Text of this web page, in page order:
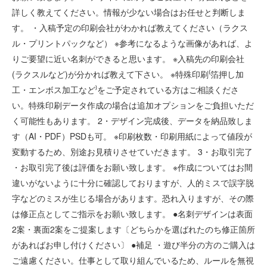
た
し
ま
す
個
詳しく教えてください。情報が少ない場合はお任せと判断しま
す。 ・入稿予定の印刷会社がわかれば教えてください（ラクス
ル・プリントパックなど） ※参考になるような画像があれば、よ
りご要望に近い名刺ができると思います。 ※入稿先の印刷会社
(ラクスルなど)が分かれば教えて下さい。 ※特殊印刷⁽箔押し加
工・エンボス加工など⁾をご予定されている方はご相談くださ
い。特殊印刷データ作成の場合は追加オプションをご負担いただ
く可能性もあります。 2・デザイン完成後、データを納品致しま
す（AI・PDF）PSDも可。 ※印刷枚数・印刷用紙によって値段が
変動するため、別途お見積りさせていだきます。 3・お取引完了
・お取引完了後は評価をお願い致します。 ※作成についてはお間
違いがないように十分に確認しておりますが、人的ミスで誤字脱
字などのミスが生じる場合があります。恐れ入りますが、その際
は修正点としてご指示をお願い致します。 ●名刺デザインは表面
2案・裏面2案をご提案します〔どちらかを選ばれたのち修正箇所
があればお申し付けください〕 ●補足 ・遊び半分の方のご購入は
ご遠慮ください。仕事として取り組んでいるため、ルールを無視